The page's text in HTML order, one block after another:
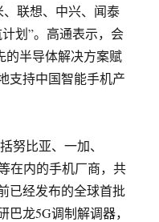
、联想、中兴、闻泰
划”。高通表示，会
的半导体解决方案赋
支持中国智能手机产
努比亚、一加、
在内的手机厂商，共
已经发布的全球首批
龙5G调制解调器，